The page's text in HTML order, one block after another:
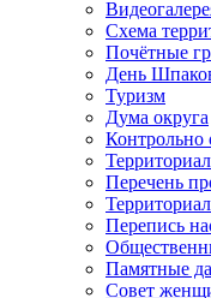
Схема
Почётные
День
Туризм
Дума округа
Контрольно
Перечень
Перепись
Памятные
Совет